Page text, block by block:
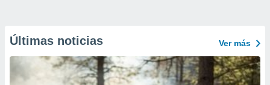
Últimas noticias Ver más